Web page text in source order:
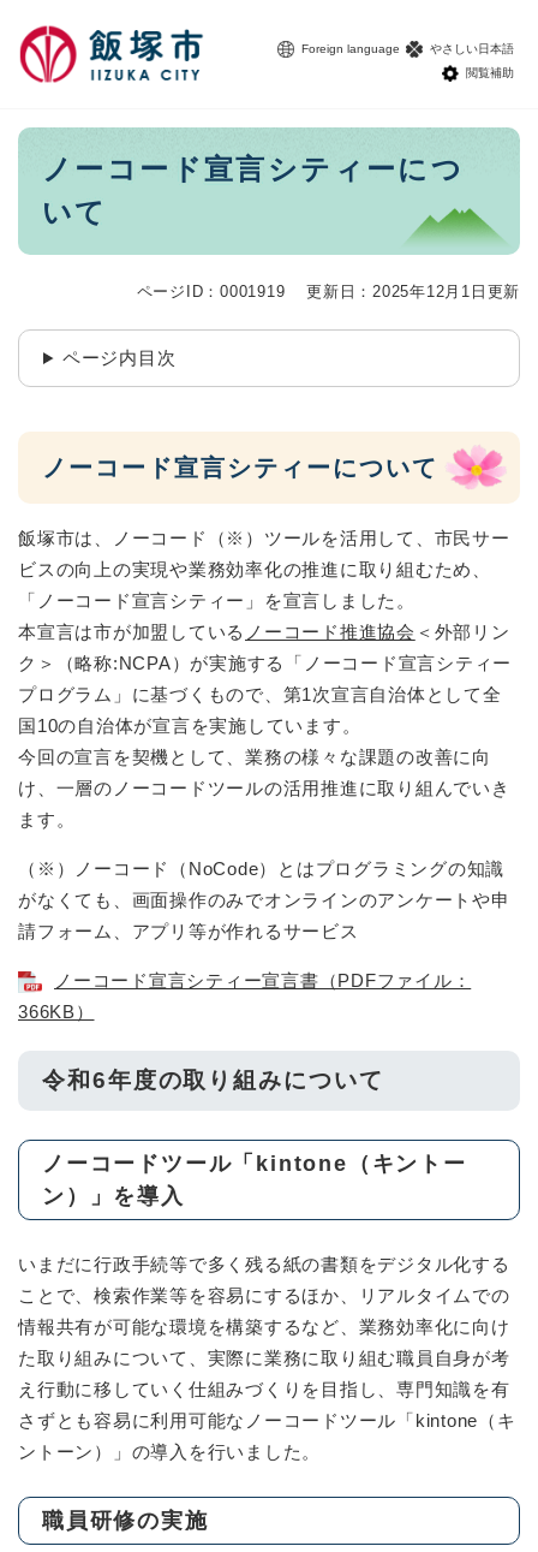
Foreign language
やさしい日本語
閲覧補助
本
ノーコード宣言シティーにつ
いて
ページID：0001919 更新日：2025年12月1日更新
ページ内目次
ノーコード宣言シティーについて
飯塚市は、ノーコード（※）ツールを活用して、市民サー
ビスの向上の実現や業務効率化の推進に取り組むため、
「ノーコード宣言シティー」を宣言しました。
本宣言は市が加盟している ノーコード推進協会 ＜外部リン
ク＞
（略称:NCPA）が実施する「ノーコード宣言シティー
プログラム」に基づくもので、第1次宣言自治体として全
国10の自治体が宣言を実施しています。
今回の宣言を契機として、業務の様々な課題の改善に向
け、一層のノーコードツールの活用推進に取り組んでいき
ます。
（※）ノーコード（NoCode）とはプログラミングの知識
がなくても、画面操作のみでオンラインのアンケートや申
請フォーム、アプリ等が作れるサービス
ノーコード宣言シティー宣言書（PDFファイル：
366KB）
令和6年度の取り組みについて
ノーコードツール「kintone（キントー
ン）」を導入
いまだに行政手続等で多く残る紙の書類をデジタル化する
ことで、検索作業等を容易にするほか、リアルタイムでの
情報共有が可能な環境を構築するなど、業務効率化に向け
た取り組みについて、実際に業務に取り組む職員自身が考
え行動に移していく仕組みづくりを目指し、専門知識を有
さずとも容易に利用可能なノーコードツール「kintone（キ
ントーン）」の導入を行いました。
職員研修の実施